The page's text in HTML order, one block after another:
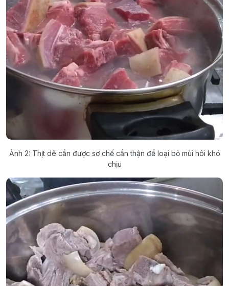
Ảnh 2: Thịt dê cần được sơ chế cẩn thận để loại bỏ mùi hôi khó
chịu